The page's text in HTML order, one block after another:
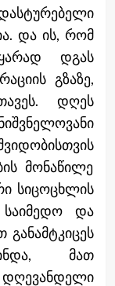
და ის, რომ
დგას
გზაზე,
დღეს
მონაწილე
სიცოცხლის
და
მათ